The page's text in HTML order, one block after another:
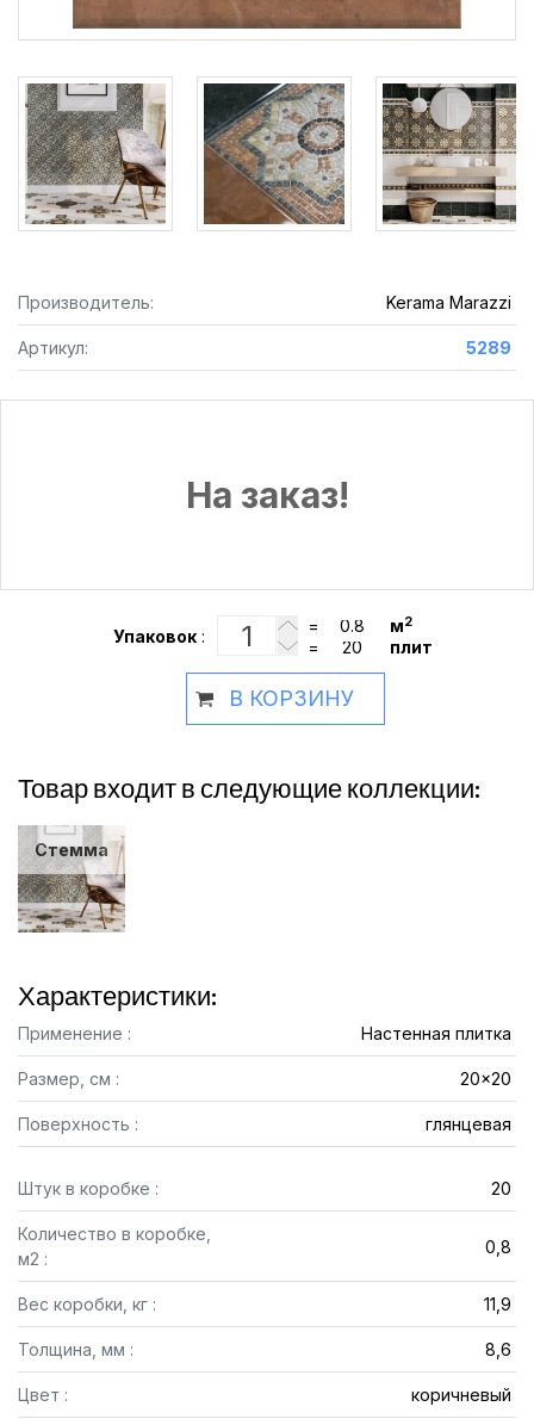
Производитель: Kerama Marazzi
Артикул: 5289
На заказ!
Упаковок :
= м2
= плит
В КОРЗИНУ
Товар входит в следующие коллекции:
Стемма
Характеристики:
Применение : Настенная плитка
Размер, см : 20x20
Поверхность : глянцевая
Штук в коробке : 20
Количество в коробке,
м2 :
0,8
Вес коробки, кг : 11,9
Толщина, мм : 8,6
Цвет : коричневый